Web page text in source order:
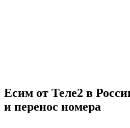
Есим от Теле2 в
и перенос номера